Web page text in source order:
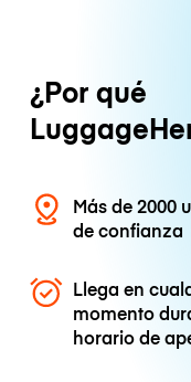
¿Por qué
Más de 2000
de confianza
Llega en
momento
horario de